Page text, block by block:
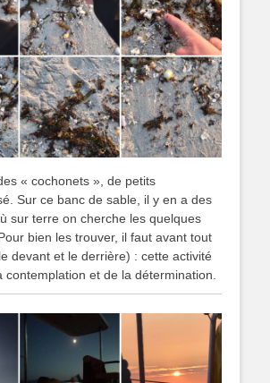
« cochonets », de petits
Sur ce banc de sable, il y en a des
sur terre on cherche les quelques
bien les trouver, il faut avant tout
devant et le derrière) : cette activité
contemplation et de la détermination.